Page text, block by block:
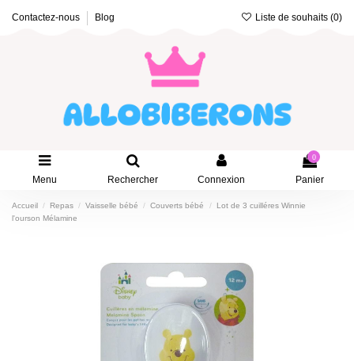
Contactez-nous Blog Liste de souhaits (0)
Menu Rechercher Connexion
0
Panier
Accueil Repas Vaisselle bébé Couverts bébé
Lot de 3 cuilléres Winnie
l'ourson Mélamine